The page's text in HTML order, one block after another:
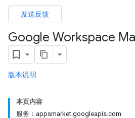
发送反馈
Google Workspace
版本说明
本页内容
服务：appsmarket.googleapis.com